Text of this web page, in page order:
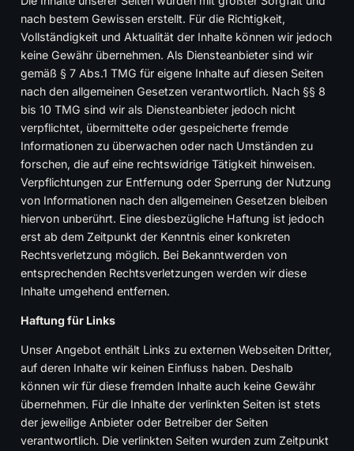
nach bestem Gewissen erstellt. Für die Richtigkeit,
Vollständigkeit und Aktualität der Inhalte können wir jedoch
keine Gewähr übernehmen. Als Diensteanbieter sind wir
gemäß § 7 Abs.1 TMG für eigene Inhalte auf diesen Seiten
nach den allgemeinen Gesetzen verantwortlich. Nach §§ 8
bis 10 TMG sind wir als Diensteanbieter jedoch nicht
verpflichtet, übermittelte oder gespeicherte fremde
Informationen zu überwachen oder nach Umständen zu
forschen, die auf eine rechtswidrige Tätigkeit hinweisen.
Verpflichtungen zur Entfernung oder Sperrung der Nutzung
von Informationen nach den allgemeinen Gesetzen bleiben
hiervon unberührt. Eine diesbezügliche Haftung ist jedoch
erst ab dem Zeitpunkt der Kenntnis einer konkreten
Rechtsverletzung möglich. Bei Bekanntwerden von
entsprechenden Rechtsverletzungen werden wir diese
Inhalte umgehend entfernen.
Haftung für Links
Unser Angebot enthält Links zu externen Webseiten Dritter,
auf deren Inhalte wir keinen Einfluss haben. Deshalb
können wir für diese fremden Inhalte auch keine Gewähr
übernehmen. Für die Inhalte der verlinkten Seiten ist stets
der jeweilige Anbieter oder Betreiber der Seiten
verantwortlich. Die verlinkten Seiten wurden zum Zeitpunkt